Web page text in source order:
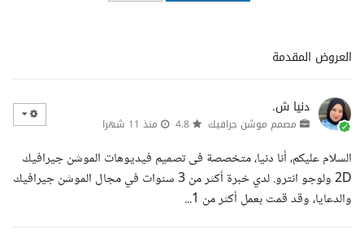
العروض المقدمة
دنيا ش.
مصمم موشن جرافيك منذ 11 شهرا
السلام عليكم، أنا دنيا، متخصصة فى تصميم فيديوهات الموشن جيرافيك
2D ولوجو انترو. لدي خبرة أكثر من 3 سنوات في مجال الموشن جيرافيك
والدعايا، وقد قمت بعمل أكثر من 1...